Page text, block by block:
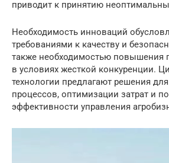
приводит к принятию
Необходимость инноваций
требованиями к качеству и
также необходимостью повышения
в условиях жесткой конкуренции.
технологии предлагают решения
процессов, оптимизации затрат и
эффективности управления